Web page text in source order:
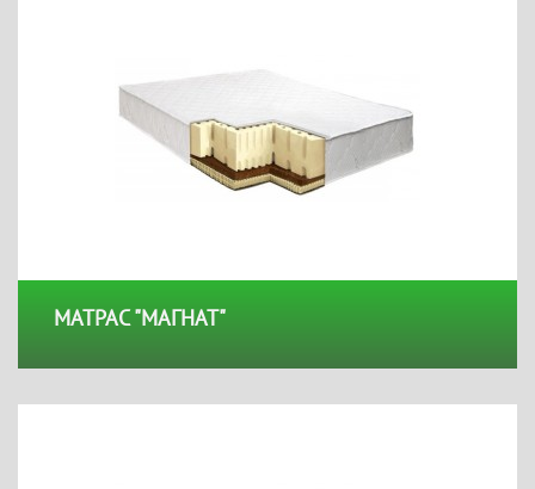
МАТРАС "МАГНАТ"